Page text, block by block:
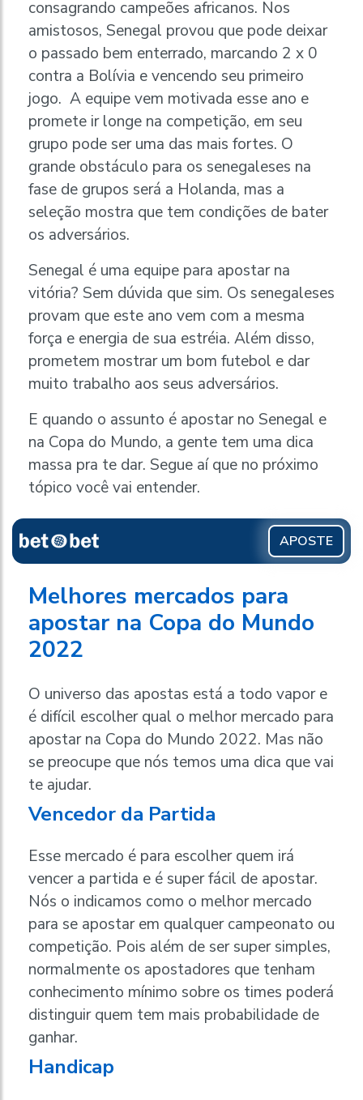
consagrando campeões africanos. Nos
amistosos, Senegal provou que pode deixar
o passado bem enterrado, marcando 2 x 0
contra a Bolívia e vencendo seu primeiro
jogo. A equipe vem motivada esse ano e
promete ir longe na competição, em seu
grupo pode ser uma das mais fortes. O
grande obstáculo para os senegaleses na
fase de grupos será a Holanda, mas a
seleção mostra que tem condições de bater
os adversários.
Senegal é uma equipe para apostar na
vitória? Sem dúvida que sim. Os senegaleses
provam que este ano vem com a mesma
força e energia de sua estréia. Além disso,
prometem mostrar um bom futebol e dar
muito trabalho aos seus adversários.
E quando o assunto é apostar no Senegal e
na Copa do Mundo, a gente tem uma dica
massa pra te dar. Segue aí que no próximo
tópico você vai entender.
APOSTE
Melhores mercados para
apostar na Copa do Mundo
2022
O universo das apostas está a todo vapor e
é difícil escolher qual o melhor mercado para
apostar na Copa do Mundo 2022. Mas não
se preocupe que nós temos uma dica que vai
te ajudar.
Vencedor da Partida
Esse mercado é para escolher quem irá
vencer a partida e é super fácil de apostar.
Nós o indicamos como o melhor mercado
para se apostar em qualquer campeonato ou
competição. Pois além de ser super simples,
normalmente os apostadores que tenham
conhecimento mínimo sobre os times poderá
distinguir quem tem mais probabilidade de
ganhar.
Handicap